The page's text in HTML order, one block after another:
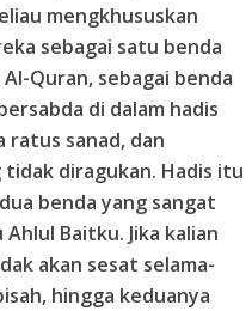
mengkhususkan
sebagai satu benda
Quran, sebagai benda
di dalam hadis
ratus sanad, dan
diragukan. Hadis itu
benda yang sangat
Ahlul Baitku. Jika kalian
akan sesat selama-
hingga keduanya